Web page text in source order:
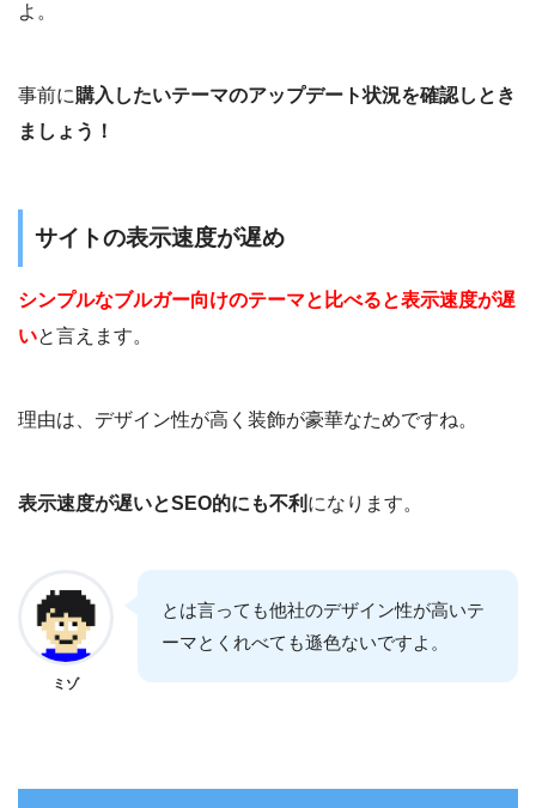
よ。
事前に購入したいテーマのアップデート状況を確認しとき
ましょう！
サイトの表示速度が遅め
シンプルなブルガー向けのテーマと比べると表示速度が遅
いと言えます。
理由は、デザイン性が高く装飾が豪華なためですね。
表示速度が遅いとSEO的にも不利 になります。
ミゾ
とは言っても他社のデザイン性が高いテ
ーマとくれべても遜色ないですよ。